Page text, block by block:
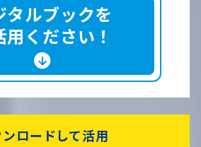
タルブックを
用ください！
ロードして活用